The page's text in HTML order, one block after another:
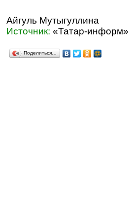
Айгуль Мутыгуллина
Источник: «Татар-информ»
Поделиться…